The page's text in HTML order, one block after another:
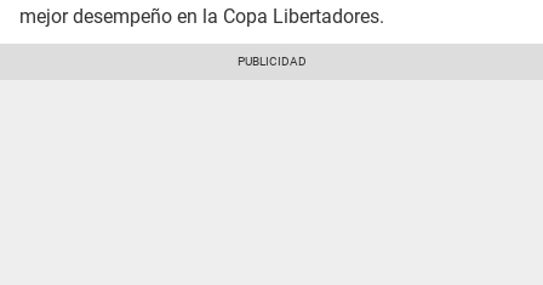
mejor desempeño en la Copa Libertadores.